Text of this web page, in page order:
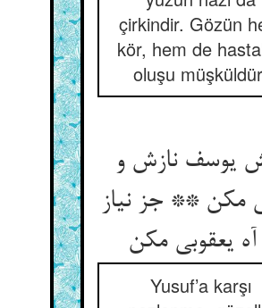
çirkindir. Gözün
kör, hem de
oluşu
یوسف نازش و
مکن ** جز نیاز
Yusuf’a karşı